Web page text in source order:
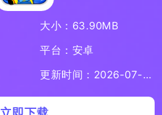
大小：63.90MB
平台：安卓
更新时间：2026-07-08